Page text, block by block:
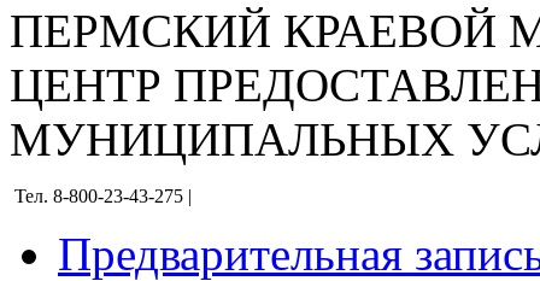
ПЕРМСКИЙ КРАЕВОЙ
ЦЕНТР
МУНИЦИПАЛЬНЫХ
Тел. 8-800-23-43-275 |
Предварительная